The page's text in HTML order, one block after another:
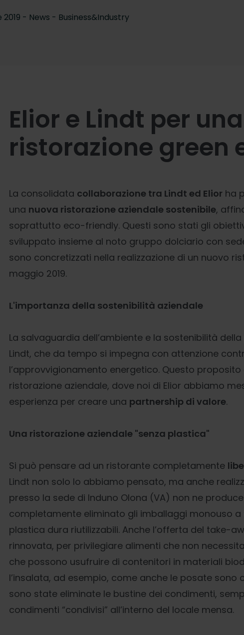
- News - Business&Industry
Elior e Lindt per una
ristorazione green
La consolidata collaborazione tra Lindt ed Elior ha
una nuova ristorazione aziendale sostenibile,
soprattutto eco-friendly. Questi sono stati gli
sviluppato insieme al noto gruppo dolciario con
sono concretizzati nella realizzazione di un nuovo
maggio 2019.
L'importanza della sostenibilità aziendale
La salvaguardia dell’ambiente e la sostenibilità
Lindt, che da tempo si impegna con attenzione
l’approvvigionamento energetico. Questo
ristorazione aziendale, dove noi di Elior abbiamo
esperienza per creare una partnership di valore.
Una ristorazione aziendale "senza plastica"
Si può pensare ad un ristorante completamente
Lindt non solo lo abbiamo pensato, ma anche
presso la sede di Induno Olona (VA) non ne
completamente eliminato gli imballaggi monouso
plastica dura riutilizzabili. Anche l’offerta del take-
rinnovata, per privilegiare alimenti che non
che possono usufruire di contenitori in materiali
l’insalata, ad esempio, come anche le posate
sono state eliminate le bustine dei condimenti,
condimenti “condivisi” all’interno del locale mensa.